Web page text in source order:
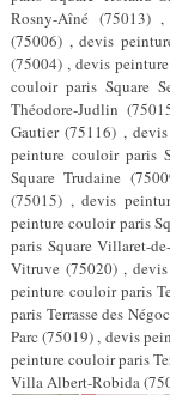
Rosny-Aîné (75013)
(75006) , devis
(75004) , devis
couloir paris Square
Théodore-Judlin
Gautier (75116) ,
peinture couloir paris
Square Trudaine
(75015) , devis
peinture couloir paris
paris Square Villaret-
Vitruve (75020) ,
peinture couloir paris
paris Terrasse des
Parc (75019) , devis
peinture couloir paris
Villa Albert-Robida